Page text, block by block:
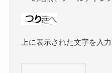
上に表示された文字を入